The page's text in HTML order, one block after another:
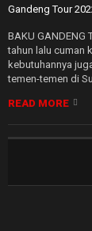
BAKU GANDENG
tahun lalu cuman
kebutuhannya
temen-temen di
READ MORE